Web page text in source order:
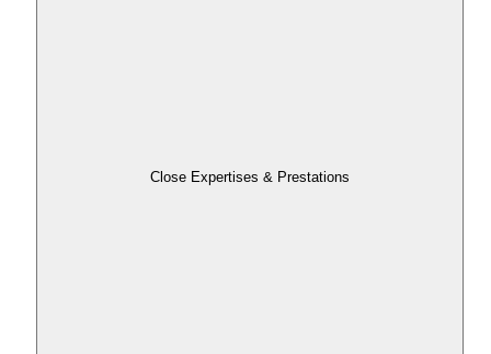
Close Expertises & Prestations